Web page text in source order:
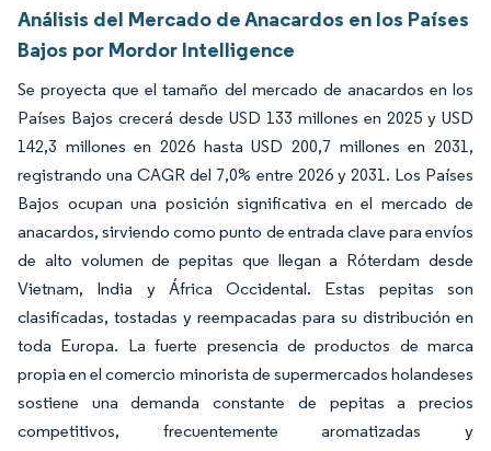
Análisis del Mercado de Anacardos en los Países
Bajos por Mordor Intelligence
Se proyecta que el tamaño del mercado de anacardos en los
Países Bajos crecerá desde USD 133 millones en 2025 y USD
142,3 millones en 2026 hasta USD 200,7 millones en 2031,
registrando una CAGR del 7,0% entre 2026 y 2031. Los Países
Bajos ocupan una posición significativa en el mercado de
anacardos, sirviendo como punto de entrada clave para envíos
de alto volumen de pepitas que llegan a Róterdam desde
Vietnam, India y África Occidental. Estas pepitas son
clasificadas, tostadas y reempacadas para su distribución en
toda Europa. La fuerte presencia de productos de marca
propia en el comercio minorista de supermercados holandeses
sostiene una demanda constante de pepitas a precios
competitivos, frecuentemente aromatizadas y